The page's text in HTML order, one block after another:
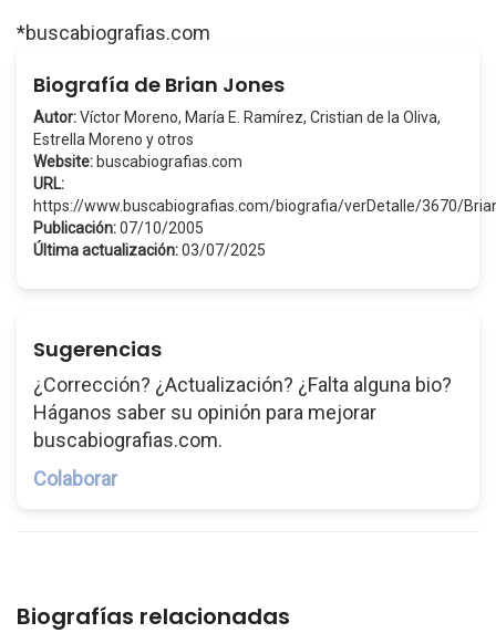
*buscabiografias.com
Biografía de Brian Jones
Autor:Víctor Moreno, María E. Ramírez, Cristian de la Oliva,
Estrella Moreno y otros
Website: buscabiografias.com
URL:
https://www.buscabiografias.com/biografia/verDetalle/3670/
Publicación:07/10/2005
Última actualización:03/07/2025
Sugerencias
¿Corrección? ¿Actualización? ¿Falta alguna bio?
Háganos saber su opinión para mejorar
buscabiografias.com.
Colaborar
Biografías relacionadas